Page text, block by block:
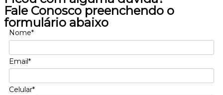
Fale Conosco preenchendo o
formulário abaixo
Nome*
Email*
Celular*